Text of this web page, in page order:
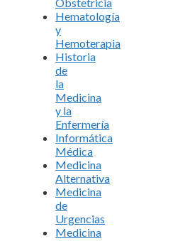
Hematología
y
Hemoterapia
Historia
de
la
Medicina
y la
Enfermería
Informática
Médica
Medicina
Alternativa
Medicina
de
Urgencias
Medicina